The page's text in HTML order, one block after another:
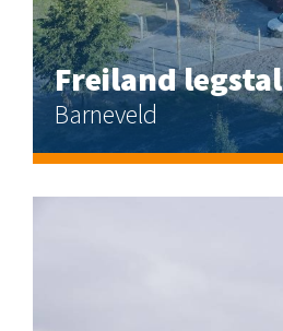
Freiland legstal
Barneveld